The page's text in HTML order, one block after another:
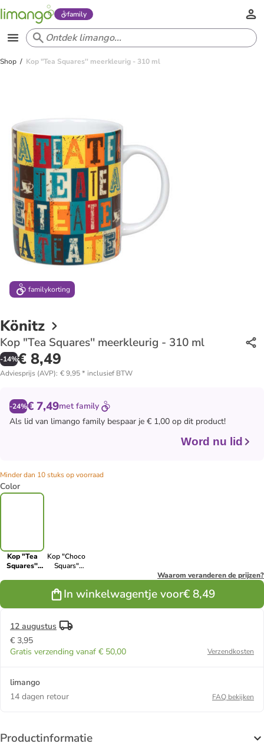
family
Shop Kop "Tea Squares'' meerkleurig - 310 ml
familykorting
Könitz
Kop "Tea Squares'' meerkleurig - 310 ml
-14%€ 8,49
Adviesprijs (AVP): € 9,95* inclusief BTW
-24%€ 7,49met family
Als lid van limango family bespaar je € 1,00 op dit product!
Word nu lid
Minder dan 10 stuks op voorraad
Color
Kop "Tea
Squares''
Kop "Choco
Squars"
Waarom veranderen de prijzen?
In winkelwagentje voor€ 8,49
12 augustus
€ 3,95
Gratis verzending vanaf € 50,00
Verzendkosten
limango
14 dagen retour
FAQ bekijken
Productinformatie